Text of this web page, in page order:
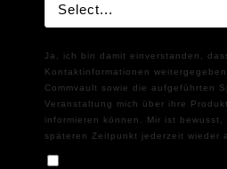
Ja, ich bin damit einverstanden,
Kontaktinformationen
Commvault sowie die aufgeführten
Veranstaltung mich über ihre
informieren können. Mir ist bewusst,
späteren Zeitpunkt jederzeit wieder